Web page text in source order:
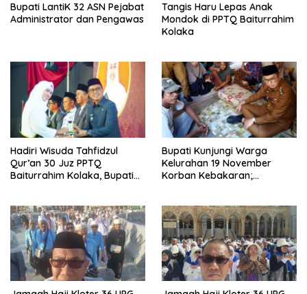
Bupati LantiK 32 ASN Pejabat
Administrator dan Pengawas
Tangis Haru Lepas Anak
Mondok di PPTQ Baiturrahim
Kolaka
Hadiri Wisuda Tahfidzul
Qur’an 30 Juz PPTQ
Baiturrahim Kolaka, Bupati
Bupati Kunjungi Warga
Kelurahan 19 November
Korban Kebakaran;